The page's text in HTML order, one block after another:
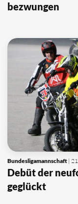
bezwungen
Bundesligamannschaft |
Debüt der
geglückt